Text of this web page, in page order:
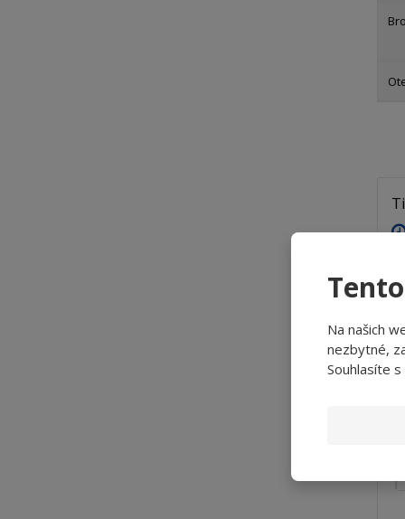
Na našich
nezbytné,
Souhlasíte